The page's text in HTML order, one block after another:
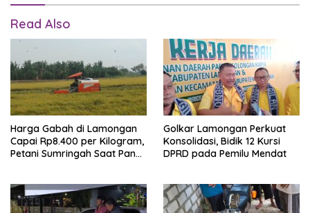
Read Also
Harga Gabah di Lamongan
Capai Rp8.400 per Kilogram,
Petani Sumringah Saat Panen
Golkar Lamongan Perkuat
Konsolidasi, Bidik 12 Kursi
DPRD pada Pemilu Mendat